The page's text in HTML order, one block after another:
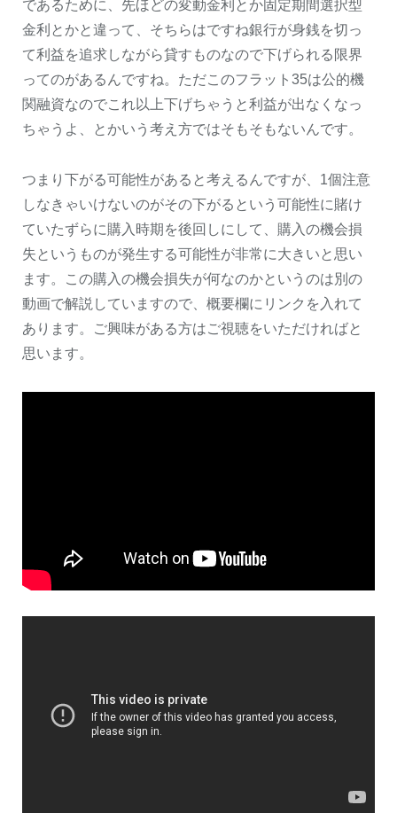
であるために、先ほどの変動金利とか固定期間選択型
金利とかと違って、そちらはですね銀行が身銭を切っ
て利益を追求しながら貸すものなので下げられる限界
ってのがあるんですね。ただこのフラット35は公的機
関融資なのでこれ以上下げちゃうと利益が出なくなっ
ちゃうよ、とかいう考え方ではそもそもないんです。
つまり下がる可能性があると考えるんですが、1個注意
しなきゃいけないのがその下がるという可能性に賭け
ていたずらに購入時期を後回しにして、購入の機会損
失というものが発生する可能性が非常に大きいと思い
ます。この購入の機会損失が何なのかというのは別の
動画で解説していますので、概要欄にリンクを入れて
あります。ご興味がある方はご視聴をいただければと
思います。